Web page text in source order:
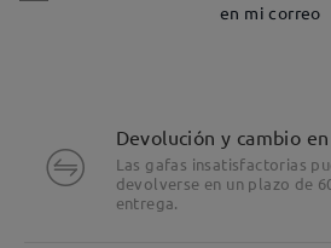
en mi correo
Devolución y cambio
Las gafas insatisfactorias
devolverse en un plazo de
entrega.